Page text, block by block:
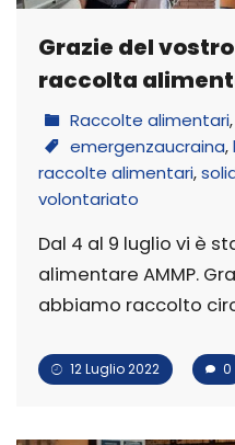
Grazie del
raccolta
Raccolte alimentari,
emergenzaucraina,
raccolte alimentari,
volontariato
Dal 4 al 9 luglio vi è
alimentare AMMP.
abbiamo raccolto
12 Luglio 2022 0